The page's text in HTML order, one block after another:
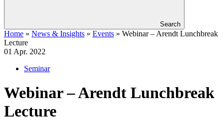
Search
Home » News & Insights » Events » Webinar – Arendt Lunchbreak
Lecture
01 Apr. 2022
Seminar
Webinar – Arendt Lunchbreak
Lecture